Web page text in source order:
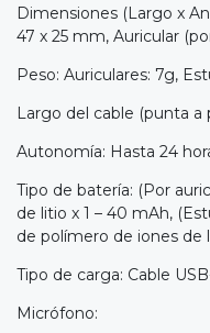
Dimensiones (Largo x
47 x 25 mm, Auricular
Peso: Auriculares: 7g,
Largo del cable (punta
Autonomía: Hasta 24
Tipo de batería: (Por
de litio x 1 – 40 mAh,
de polímero de iones de
Tipo de carga: Cable
Micrófono: